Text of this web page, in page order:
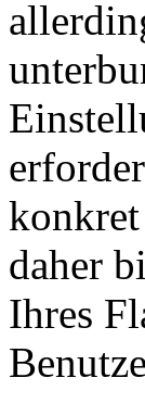
daher
Ihres